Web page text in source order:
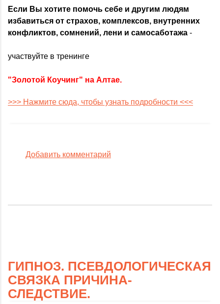
Если Вы хотите помочь себе и другим людям
избавиться от страхов, комплексов, внутренних
конфликтов, сомнений, лени и самосаботажа -
участвуйте в тренинге
"Золотой Коучинг" на Алтае.
>>> Нажмите сюда, чтобы узнать подробности <<<
Добавить комментарий
ГИПНОЗ. ПСЕВДОЛОГИЧЕСКАЯ
СВЯЗКА ПРИЧИНА-
СЛЕДСТВИЕ.